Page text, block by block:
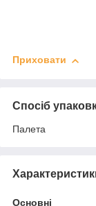
Приховати
Спосіб
Палета
Основні